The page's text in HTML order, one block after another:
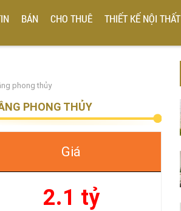
BÁN CHO THUÊ THIẾT KẾ NỘI THẤT
phong thủy
PHONG THỦY
Giá
2.1 tỷ